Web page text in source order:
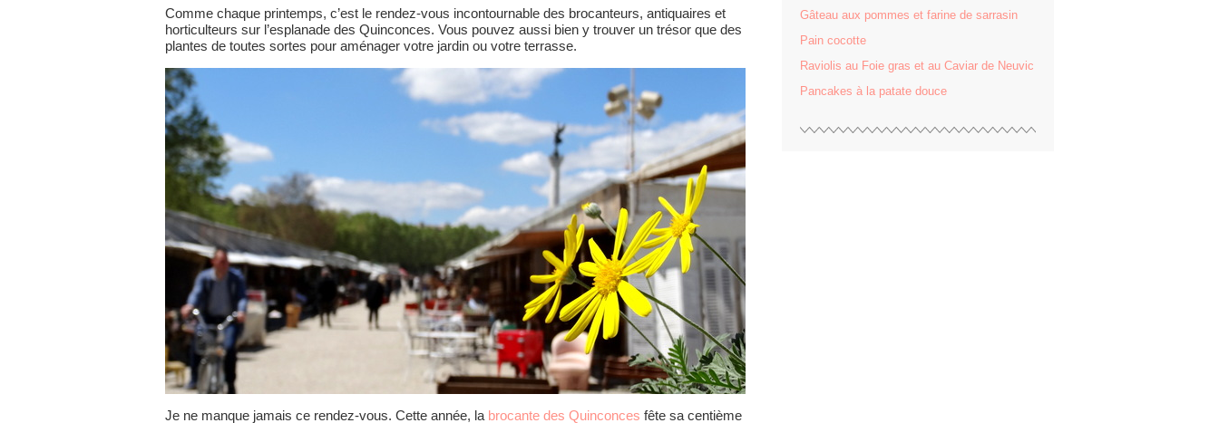
Comme chaque printemps, c’est le rendez-vous incontournable des brocanteurs, antiquaires et
horticulteurs sur l’esplanade des Quinconces. Vous pouvez aussi bien y trouver un trésor que des
plantes de toutes sortes pour aménager votre jardin ou votre terrasse.
Je ne manque jamais ce rendez-vous. Cette année, la brocante des Quinconces fête sa centième
Gâteau aux pommes et farine de sarrasin
Pain cocotte
Raviolis au Foie gras et au Caviar de Neuvic
Pancakes à la patate douce